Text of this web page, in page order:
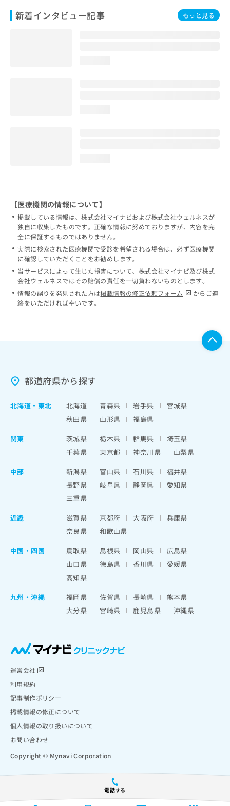
新着インタビュー記事 もっと見る
電話する
【医療機関の情報について】
掲載している情報は、株式会社マイナビおよび株式会社ウェルネスが
独自に収集したものです。正確な情報に努めておりますが、内容を完
全に保証するものではありません。
実際に検索された医療機関で受診を希望される場合は、必ず医療機関
に確認していただくことをお勧めします。
当サービスによって生じた損害について、株式会社マイナビ及び株式
会社ウェルネスではその賠償の責任を一切負わないものとします。
情報の誤りを発見された方は掲載情報の修正依頼フォーム
からご連
絡をいただければ幸いです。
都道府県から探す
北海道 ・ 東北 北海道 青森県 岩手県
宮城県
秋田県
山形県
福島県
関東
茨城県 栃木県 群馬県
埼玉県
千葉県
東京都 神奈川県
山梨県
中部
新潟県 富山県 石川県
福井県
長野県
岐阜県 静岡県
愛知県
三重県
近畿
滋賀県 京都府 大阪府
兵庫県
奈良県
和歌山県
中国・四国
鳥取県 島根県 岡山県
広島県
山口県
徳島県 香川県
愛媛県
高知県
九州・沖縄
福岡県 佐賀県 長崎県
熊本県
大分県
宮崎県 鹿児島県 沖縄県
運営会社
利用規約
記事制作ポリシー
掲載情報の修正について
個人情報の取り扱いについて
お問い合わせ
Copyright © Mynavi Corporation